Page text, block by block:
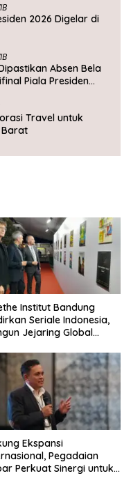
2026 Digelar di
Absen Bela
Piala Presiden
Travel untuk
Institut Bandung
Seriale Indonesia,
Jejaring Global
Ekspansi
Pegadaian
Perkuat Sinergi untuk